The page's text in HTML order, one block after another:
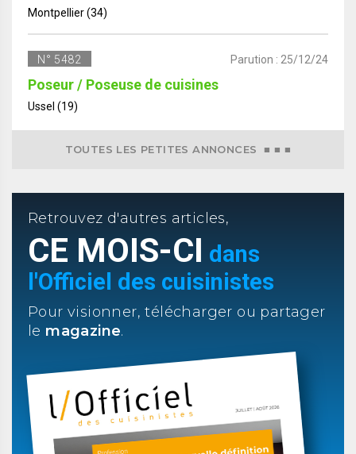
Montpellier (34)
N° 5482 Parution : 25/12/24
Poseur / Poseuse de cuisines
Ussel (19)
TOUTES LES PETITES ANNONCES ■ ■ ■
Retrouvez d'autres articles,
CE MOIS-CI dans
l'Officiel des cuisinistes
Pour visionner, télécharger ou partager
le magazine.